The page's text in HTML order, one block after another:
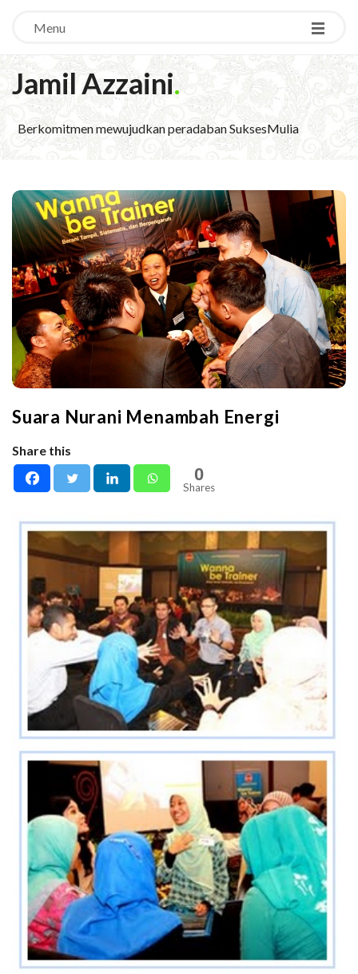
Menu
Jamil Azzaini.
Berkomitmen mewujudkan peradaban SuksesMulia
Suara Nurani Menambah Energi
Share this
0
Shares